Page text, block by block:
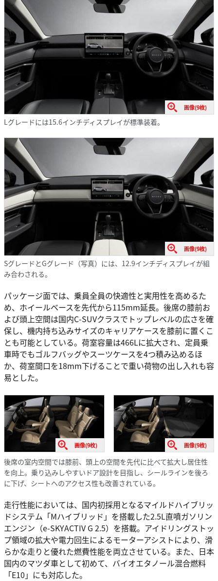
画像(9枚)
Lグレードには15.6インチディスプレイが標準装着。
画像(9枚)
SグレードとGグレード（写真）には、12.9インチディスプレイが組
み合わされる。
パッケージ面では、乗員全員の快適性と実用性を高めるた
め、ホイールベースを先代から115mm延長。後席の膝前お
よび頭上空間は国内C-SUVクラスでトップレベルの広さを確
保し、機内持ち込みサイズのキャリアケースを膝前に置くこ
とも可能としている。荷室容量は466Lに拡大され、定員乗
車時でもゴルフバッグやスーツケースを4つ積み込めるほ
か、荷室間口を18mm下げることで重い荷物の出し入れも容
易とした。
画像(9枚) 画像(9枚)
後席の室内空間では膝前、頭上の空間を先代に比べて拡大し居住性
を向上。乗り込みしやすいドア設計を目指し、シールラインを後ろ
に下げ、シートへのアクセス性も改善されている。
走行性能においては、国内初採用となるマイルドハイブリッ
ドシステム「Mハイブリッド」を搭載した2.5L直噴ガソリン
エンジン（e-SKYACTIV G 2.5）を搭載。アイドリングストッ
プ領域の拡大や電力回生によるモーターアシストにより、滑
らかな走りと優れた燃費性能を両立させている。また、日本
国内のマツダ車として初めて、バイオエタノール混合燃料
「E10」にも対応した。